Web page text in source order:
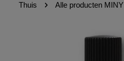
Thuis Alle producten MINY